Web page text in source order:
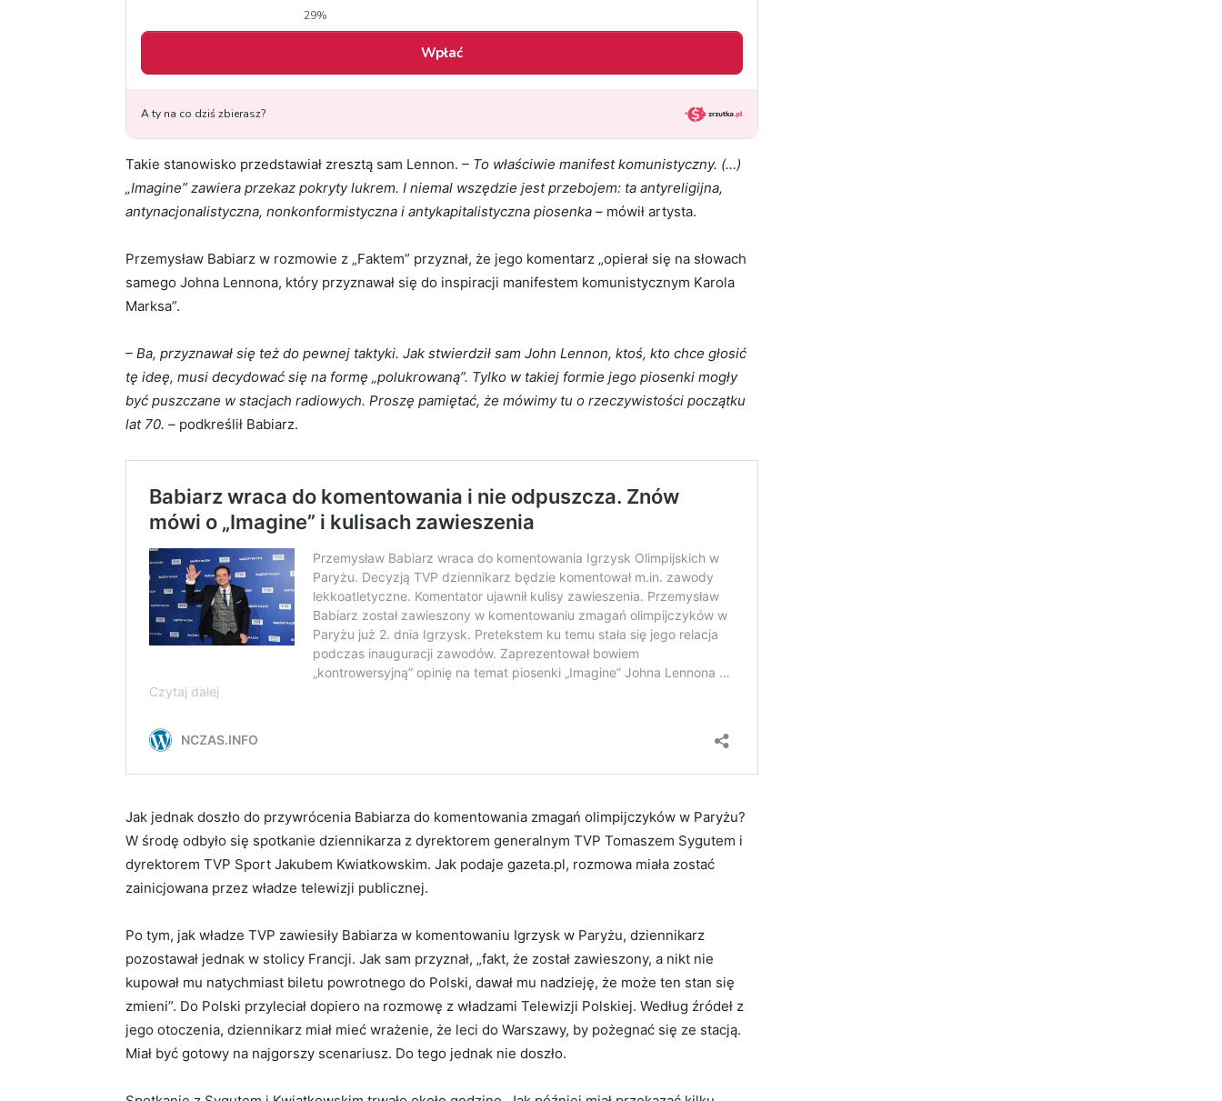
Takie stanowisko przedstawiał zresztą sam Lennon. – To właściwie manifest komunistyczny. (…)
„Imagine” zawiera przekaz pokryty lukrem. I niemal wszędzie jest przebojem: ta antyreligijna,
antynacjonalistyczna, nonkonformistyczna i antykapitalistyczna piosenka – mówił artysta.
Przemysław Babiarz w rozmowie z „Faktem” przyznał, że jego komentarz „opierał się na słowach
samego Johna Lennona, który przyznawał się do inspiracji manifestem komunistycznym Karola
Marksa”.
– Ba, przyznawał się też do pewnej taktyki. Jak stwierdził sam John Lennon, ktoś, kto chce głosić
tę ideę, musi decydować się na formę „polukrowaną”. Tylko w takiej formie jego piosenki mogły
być puszczane w stacjach radiowych. Proszę pamiętać, że mówimy tu o rzeczywistości początku
lat 70. – podkreślił Babiarz.
Jak jednak doszło do przywrócenia Babiarza do komentowania zmagań olimpijczyków w Paryżu?
W środę odbyło się spotkanie dziennikarza z dyrektorem generalnym TVP Tomaszem Sygutem i
dyrektorem TVP Sport Jakubem Kwiatkowskim. Jak podaje gazeta.pl, rozmowa miała zostać
zainicjowana przez władze telewizji publicznej.
Po tym, jak władze TVP zawiesiły Babiarza w komentowaniu Igrzysk w Paryżu, dziennikarz
pozostawał jednak w stolicy Francji. Jak sam przyznał, „fakt, że został zawieszony, a nikt nie
kupował mu natychmiast biletu powrotnego do Polski, dawał mu nadzieję, że może ten stan się
zmieni”. Do Polski przyleciał dopiero na rozmowę z władzami Telewizji Polskiej. Według źródeł z
jego otoczenia, dziennikarz miał mieć wrażenie, że leci do Warszawy, by pożegnać się ze stacją.
Miał być gotowy na najgorszy scenariusz. Do tego jednak nie doszło.